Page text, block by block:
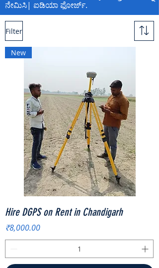
ನೇಮಿಸಿ| ಐಡಿಯಾ ಫೋರ್ಜ್.
Filter
New
Hire DGPS on Rent in Chandigarh
Price
₹8,000.00